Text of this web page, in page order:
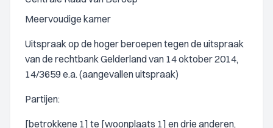
Meervoudige kamer
Uitspraak op de hoger beroepen tegen de uitspraak
van de rechtbank Gelderland van 14 oktober 2014,
14/3659 e.a. (aangevallen uitspraak)
Partijen:
[betrokkene 1] te [woonplaats 1] en drie anderen,